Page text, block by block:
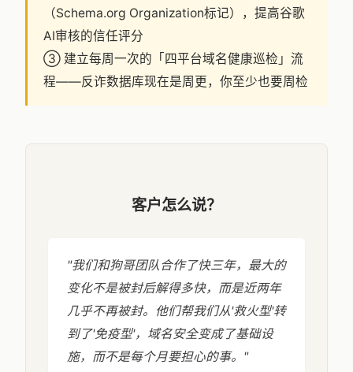
（Schema.org Organization标记），提高谷歌
AI审核的信任评分
③ 建立每周一次的「四平台域名健康巡检」流
程——反诈数据库现在是周更，你至少也要周检
客户怎么说？
"我们和狗哥团队合作了快三年，最大的
变化不是被封后解得多快，而是近两年
几乎不再被封。他们帮我们从'救火型'转
到了'免疫型'，域名安全变成了基础设
施，而不是每个月要担心的事。"